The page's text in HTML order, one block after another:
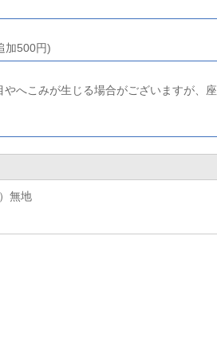
加500円)
へこみが生じる場合がございますが、
無地